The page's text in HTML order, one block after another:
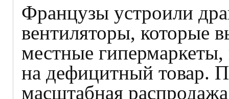
Французы устроили
вентиляторы, которые
местные
на дефицитный товар.
масштабная